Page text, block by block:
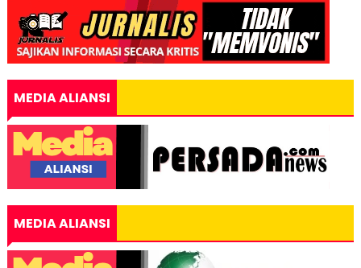
MEDIA ALIANSI
MEDIA ALIANSI